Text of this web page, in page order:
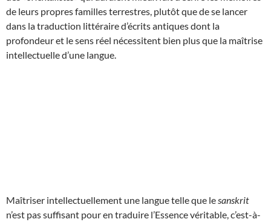
de leurs propres familles terrestres, plutôt que de se lancer
dans la traduction littéraire d’écrits antiques dont la
profondeur et le sens réel nécessitent bien plus que la maîtrise
intellectuelle d’une langue.
Maîtriser intellectuellement une langue telle que le sanskrit
n’est pas suffisant pour en traduire l’Essence véritable, c’est-à-